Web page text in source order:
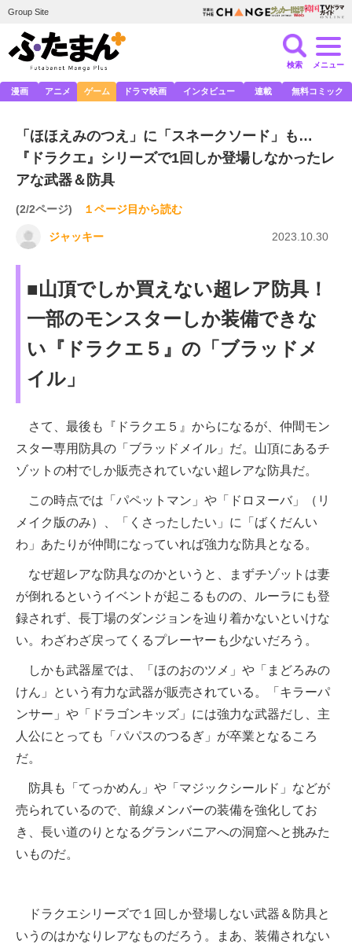
Group Site
検索 メニュー
漫画 アニメ ゲーム ドラマ映画 インタビュー 連載 無料コミック
「ほほえみのつえ」に「スネークソード」も…
『ドラクエ』シリーズで1回しか登場しなかったレ
アな武器＆防具
(2/2ページ) １ページ目から読む
ジャッキー 2023.10.30
■山頂でしか買えない超レア防具！
一部のモンスターしか装備できな
い『ドラクエ５』の「ブラッドメ
イル」
さて、最後も『ドラクエ５』からになるが、仲間モン
スター専用防具の「ブラッドメイル」だ。山頂にあるチ
ゾットの村でしか販売されていない超レアな防具だ。
この時点では「パペットマン」や「ドロヌーバ」（リ
メイク版のみ）、「くさったしたい」に「ばくだんい
わ」あたりが仲間になっていれば強力な防具となる。
なぜ超レアな防具なのかというと、まずチゾットは妻
が倒れるというイベントが起こるものの、ルーラにも登
録されず、長丁場のダンジョンを辿り着かないといけな
い。わざわざ戻ってくるプレーヤーも少ないだろう。
しかも武器屋では、「ほのおのツメ」や「まどろみの
けん」という有力な武器が販売されている。「キラーパ
ンサー」や「ドラゴンキッズ」には強力な武器だし、主
人公にとっても「パパスのつるぎ」が卒業となるころ
だ。
防具も「てっかめん」や「マジックシールド」などが
売られているので、前線メンバーの装備を強化してお
き、長い道のりとなるグランバニアへの洞窟へと挑みた
いものだ。
ドラクエシリーズで１回しか登場しない武器＆防具と
いうのはかなりレアなものだろう。まあ、装備されない